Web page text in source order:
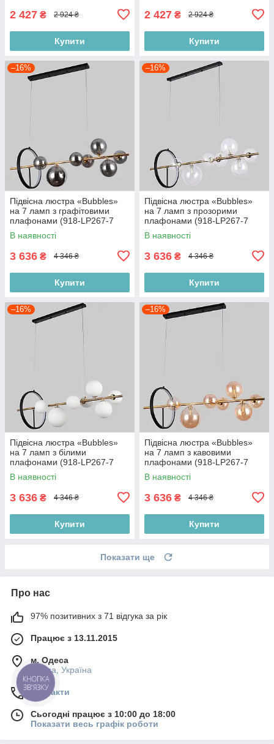
2 427 ₴ 2 924 ₴
Купити
2 427 ₴ 2 924 ₴
Купити
–16%
Підвісна люстра «Bubbles»
на 7 ламп з графітовими
плафонами (918-LP267-7
DDG+BK)
В наявності
3 636 ₴ 4 346 ₴
Купити
–16%
Підвісна люстра «Bubbles»
на 7 ламп з прозорими
плафонами (918-LP267-7
GAB+CL)
В наявності
3 636 ₴ 4 346 ₴
Купити
–16%
Підвісна люстра «Bubbles»
на 7 ламп з білими
плафонами (918-LP267-7
GAB+WH)
В наявності
3 636 ₴ 4 346 ₴
Купити
–16%
Підвісна люстра «Bubbles»
на 7 ламп з кавовими
плафонами (918-LP267-7
DDG+BR)
В наявності
3 636 ₴ 4 346 ₴
Купити
Показати ще
Про нас
97% позитивних з 71 відгука за рік
Працює з 13.11.2015
м. Одеса
Одеса, Україна
Контакти
Сьогодні працює з 10:00 до 18:00
Показати весь графік роботи
КНОПКА
ЗВ'ЯЗКУ